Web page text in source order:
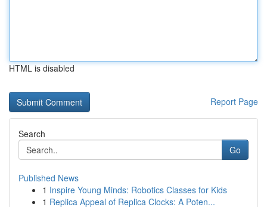
HTML is disabled
Report Page
Search
Go
Published News
1 Inspire Young Minds: Robotics Classes for Kids
1 Replica Appeal of Replica Clocks: A Poten...